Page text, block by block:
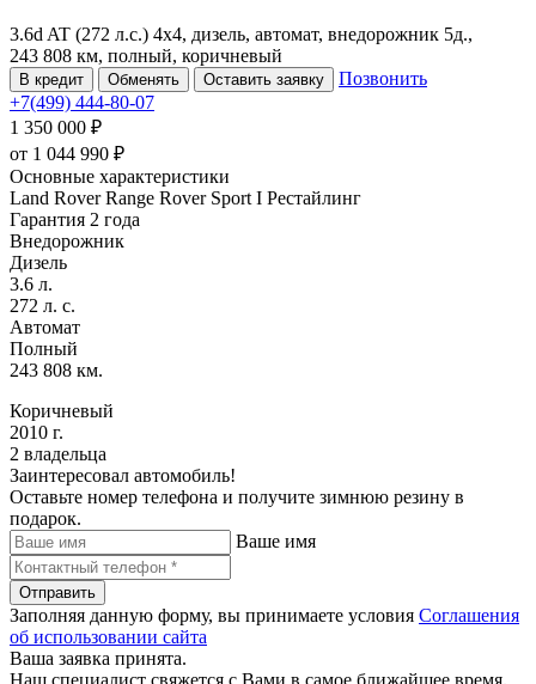
3.6d AT (272 л.с.) 4x4, дизель, автомат, внедорожник 5д.,
243 808 км, полный, коричневый
В кредит Обменять Оставить заявку
Позвонить
+7(499) 444-80-07
1 350 000 ₽
от 1 044 990 ₽
Основные характеристики
Land Rover Range Rover Sport I Рестайлинг
Гарантия 2 года
Внедорожник
Дизель
3.6 л.
272 л. с.
Автомат
Полный
243 808 км.
Коричневый
2010 г.
2 владельца
Заинтересовал автомобиль!
Оставьте номер телефона и получите зимнюю резину в
подарок.
Ваше имя
Отправить
Заполняя данную форму, вы принимаете условия Соглашения
об использовании сайта
Ваша заявка принята.
Наш специалист свяжется с Вами в самое ближайшее время.